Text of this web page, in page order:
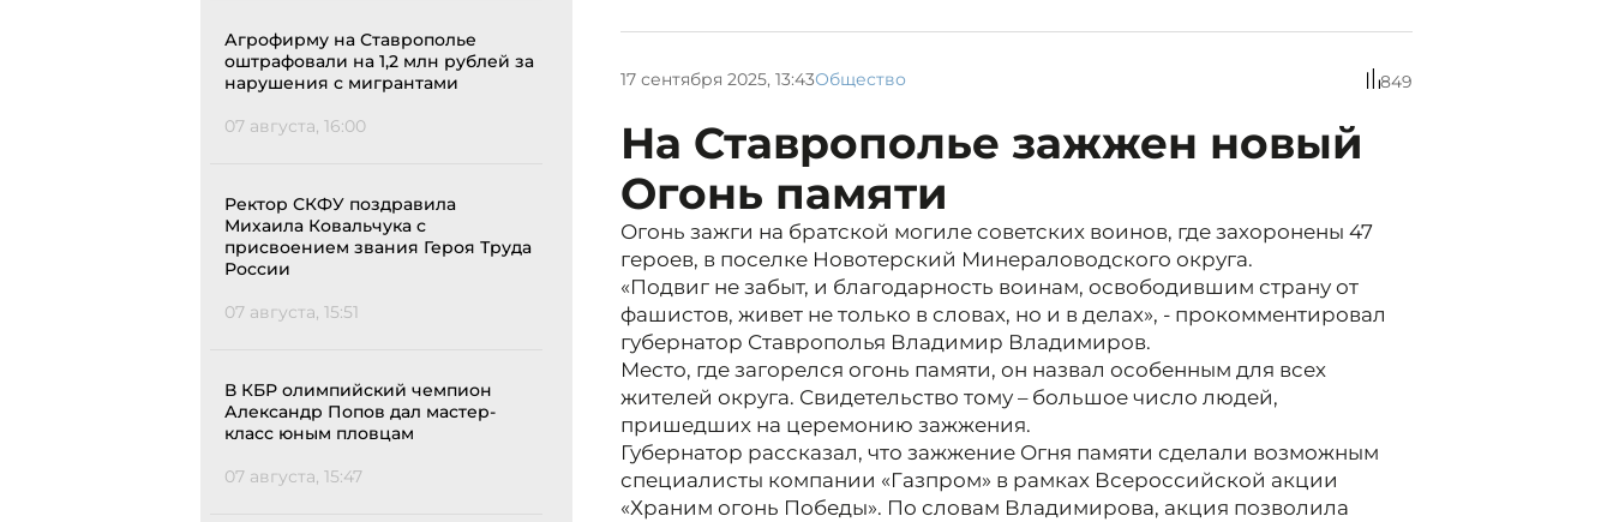
Агрофирму на Ставрополье
оштрафовали на 1,2 млн рублей за
нарушения с мигрантами
07 августа, 16:00
Ректор СКФУ поздравила
Михаила Ковальчука с
присвоением звания Героя Труда
России
07 августа, 15:51
В КБР олимпийский чемпион
Александр Попов дал мастер-
класс юным пловцам
07 августа, 15:47
17 сентября 2025, 13:43Общество 849
На Ставрополье зажжен новый
Огонь памяти
Огонь зажги на братской могиле советских воинов, где захоронены 47
героев, в поселке Новотерский Минераловодского округа.
«Подвиг не забыт, и благодарность воинам, освободившим страну от
фашистов, живет не только в словах, но и в делах», - прокомментировал
губернатор Ставрополья Владимир Владимиров.
Место, где загорелся огонь памяти, он назвал особенным для всех
жителей округа. Свидетельство тому – большое число людей,
пришедших на церемонию зажжения.
Губернатор рассказал, что зажжение Огня памяти сделали возможным
специалисты компании «Газпром» в рамках Всероссийской акции
«Храним огонь Победы». По словам Владимирова, акция позволила